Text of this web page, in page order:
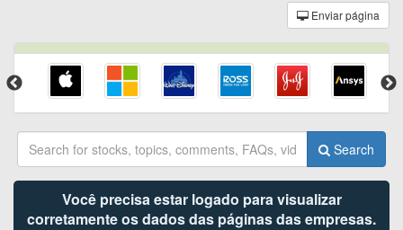
Enviar página
Search
Você precisa estar logado para visualizar
corretamente os dados das páginas das empresas.